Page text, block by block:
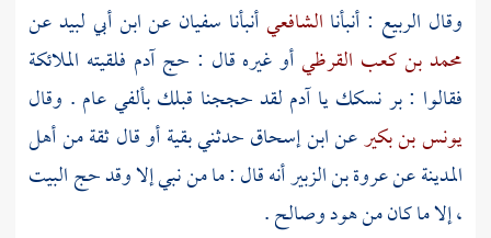
وقال الربيع : أنبأنا الشافعيأنبأنا سفيان عنابن أبي لبيدعن
محمد بن كعب القرظيأو غيره قال : حجآدم فلقيته الملائكة
فقالوا : بر نسكك ياآدم لقد حججنا قبلك بألفي عام . وقال
يونس بن بكيرعنابن إسحاقحدثنيبقيةأو قال ثقة منأهل
المدينةعنعروة بن الزبيرأنه قال : ما من نبي إلا وقد حجالبيت
،إلا ما كان منهودوصالح.